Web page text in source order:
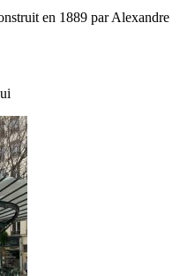
en 1889 par Alexandre